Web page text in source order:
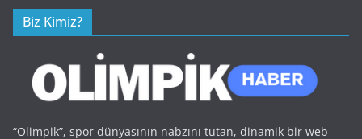
Biz Kimiz?
“Olimpik”, spor dünyasının nabzını tutan, dinamik bir web